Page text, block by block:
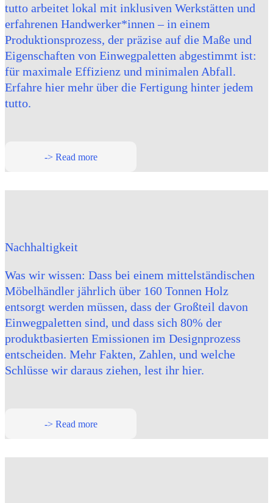
tutto arbeitet lokal mit inklusiven Werkstätten und
erfahrenen Handwerker*innen – in einem
Produktionsprozess, der präzise auf die Maße und
Eigenschaften von Einwegpaletten abgestimmt ist:
für maximale Effizienz und minimalen Abfall.
Erfahre hier mehr über die Fertigung hinter jedem
tutto.
-> Read more
Nachhaltigkeit
Was wir wissen: Dass bei einem mittelständischen
Möbelhändler jährlich über 160 Tonnen Holz
entsorgt werden müssen, dass der Großteil davon
Einwegpaletten sind, und dass sich 80% der
produktbasierten Emissionen im Designprozess
entscheiden. Mehr Fakten, Zahlen, und welche
Schlüsse wir daraus ziehen, lest ihr hier.
-> Read more